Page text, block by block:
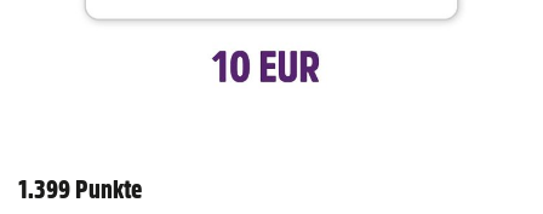
1.399 Punkte